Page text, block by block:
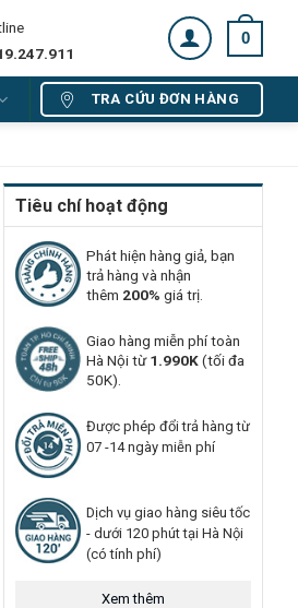
0
TRA CỨU ĐƠN HÀNG
Tiêu chí hoạt động
Phát hiện hàng giả, bạn
trả hàng và nhận
thêm 200% giá trị.
Giao hàng miễn phí toàn
Hà Nội từ1.990K(tối đa
50K).
Được phép đổi trả hàng từ
07 -14 ngày miễn phí
Dịch vụ giao hàng siêu tốc
- dưới 120 phút tại Hà Nội
(có tính phí)
Xem thêm